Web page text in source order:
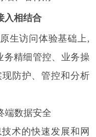
入相结合
生访问体验基础上,
务精细管控、业务操
防护、管控和分析
端数据安全
术的快速发展和网